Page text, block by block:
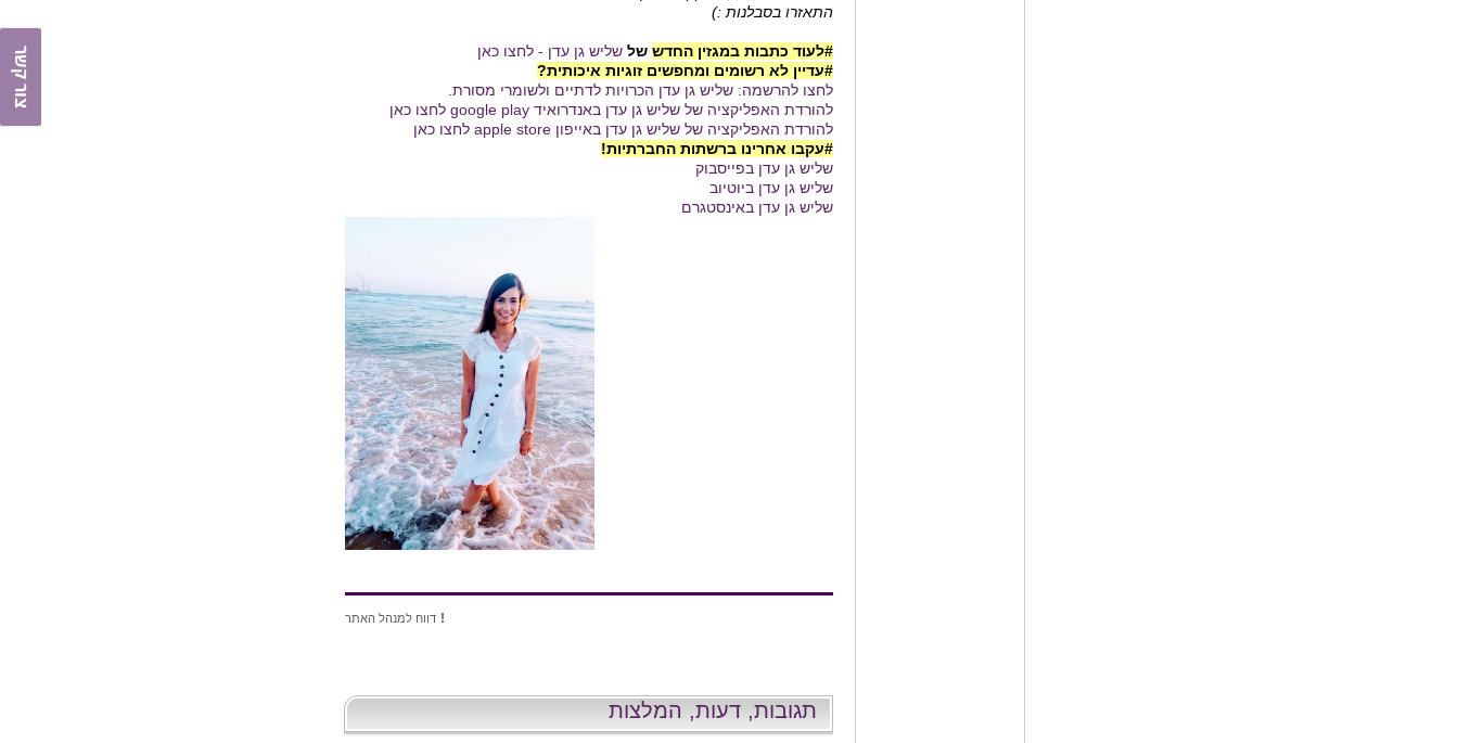
התאזרו בסבלנות :)
#לעוד כתבות במגזין החדש של שליש גן עדן - לחצו כאן
#עדיין לא רשומים ומחפשים זוגיות איכותית?
לחצו להרשמה: שליש גן עדן הכרויות לדתיים ולשומרי מסורת.
להורדת האפליקציה של שליש גן עדן באנדרואיד google play לחצו כאן
להורדת האפליקציה של שליש גן עדן באייפון apple store לחצו כאן
#עקבו אחרינו ברשתות החברתיות!
שליש גן עדן בפייסבוק
שליש גן עדן ביוטיוב
שליש גן עדן באינסטגרם
! דווח למנהל האתר
תגובות, דעות, המלצות
צור קשר